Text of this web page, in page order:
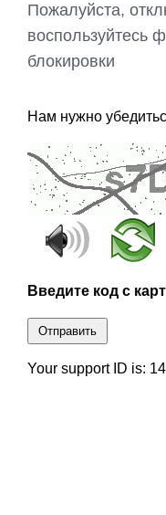
Пожалуйста,
воспользуйтесь
блокировки
Нам нужно
Введите код с
Отправить
Your support ID is: